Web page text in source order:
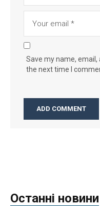
Save my name,
the next time I
Останні новини